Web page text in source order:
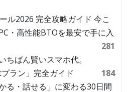
ル2026 完全攻略ガイド 今こ
・高性能BTOを最安で手に入
281
ばん賢いスマホ代。
ラン」完全ガイド
184
る・話せる」に変わる30日間